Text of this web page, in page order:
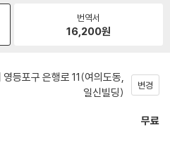
번역서
16,200원
영등포구 은행로 11(여의도동,
일신빌딩)
변경
무료